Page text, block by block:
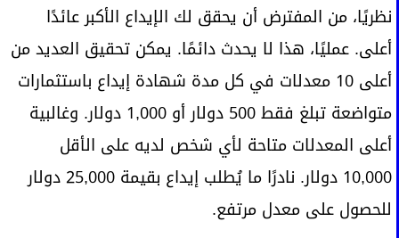
نظريًا، من المفترض أن يحقق لك الإيداع الأكبر عائدًا
أعلى. عمليًا، هذا لا يحدث دائمًا. يمكن تحقيق العديد من
أعلى 10 معدلات في كل مدة شهادة إيداع باستثمارات
متواضعة تبلغ فقط 500 دولار أو 1,000 دولار. وغالبية
أعلى المعدلات متاحة لأي شخص لديه على الأقل
10,000 دولار. نادرًا ما يُطلب إيداع بقيمة 25,000 دولار
للحصول على معدل مرتفع.